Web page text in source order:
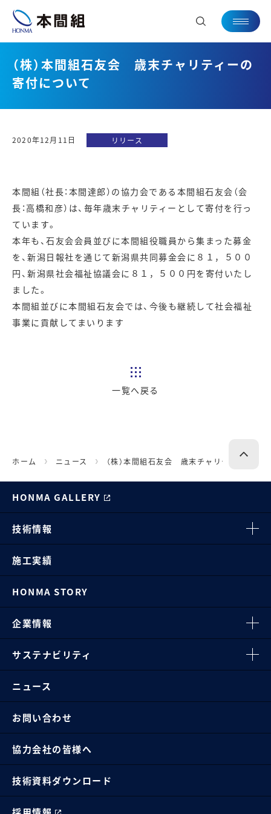
（株）本間組石友会 歳末チャリティーの
寄付について
2020年12月11日 リリース
本間組（社長：本間達郎）の協力会である本間組石友会（会
長：高橋和彦）は、毎年歳末チャリティーとして寄付を行っ
ています。
本年も、石友会会員並びに本間組役職員から集まった募金
を、新潟日報社を通じて新潟県共同募金会に８１，５００
円、新潟県社会福祉協議会に８１，５００円を寄付いたし
ました。
本間組並びに本間組石友会では、今後も継続して社会福祉
事業に貢献してまいります
一覧へ戻る
ホーム ニュース （株）本間組石友会 歳末チャリティーの寄
HONMA GALLERY
技術情報
施工実績
HONMA STORY
企業情報
サステナビリティ
ニュース
お問い合わせ
協力会社の皆様へ
技術資料ダウンロード